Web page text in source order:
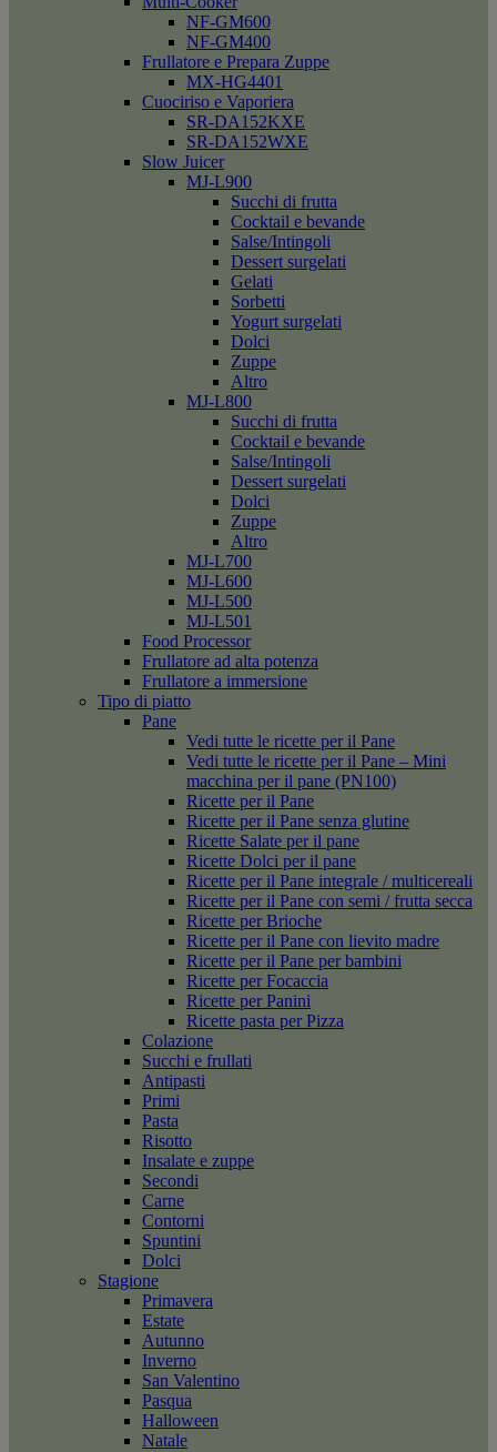
NF-GM600
NF-GM400
Frullatore e Prepara Zuppe
MX-HG4401
Cuociriso e Vaporiera
SR-DA152KXE
SR-DA152WXE
Slow Juicer
MJ-L900
Succhi di frutta
Cocktail e bevande
Salse/Intingoli
Dessert surgelati
Gelati
Sorbetti
Yogurt surgelati
Dolci
Zuppe
Altro
MJ-L800
Succhi di frutta
Cocktail e bevande
Salse/Intingoli
Dessert surgelati
Dolci
Zuppe
Altro
MJ-L700
MJ-L600
MJ-L500
MJ-L501
Food Processor
Frullatore ad alta potenza
Frullatore a immersione
Tipo di piatto
Pane
Vedi tutte le ricette per il Pane
Vedi tutte le ricette per il Pane – Mini
macchina per il pane (PN100)
Ricette per il Pane
Ricette per il Pane senza glutine
Ricette Salate per il pane
Ricette Dolci per il pane
Ricette per il Pane integrale / multicereali
Ricette per il Pane con semi / frutta secca
Ricette per Brioche
Ricette per il Pane con lievito madre
Ricette per il Pane per bambini
Ricette per Focaccia
Ricette per Panini
Ricette pasta per Pizza
Colazione
Succhi e frullati
Antipasti
Primi
Pasta
Risotto
Insalate e zuppe
Secondi
Carne
Contorni
Spuntini
Dolci
Stagione
Primavera
Estate
Autunno
Inverno
San Valentino
Pasqua
Halloween
Natale